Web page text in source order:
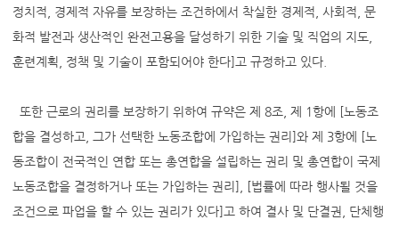
정치적, 경제적 자유를 보장하는 조건하에서 착실한 경제적, 사회적, 문
화적 발전과 생산적인 완전고용을 달성하기 위한 기술 및 직업의 지도,
훈련계획, 정책 및 기술이 포함되어야 한다]고 규정하고 있다.
또한 근로의 권리를 보장하기 위하여 규약은 제 8조, 제 1항에 [노동조
합을 결성하고, 그가 선택한 노동조합에 가입하는 권리]와 제 3항에 [노
동조합이 전국적인 연합 또는 총연합을 설립하는 권리 및 총연합이 국제
노동조합을 결정하거나 또는 가입하는 권리], [법률에 따라 행사될 것을
조건으로 파업을 할 수 있는 권리가 있다]고 하여 결사 및 단결권, 단체행